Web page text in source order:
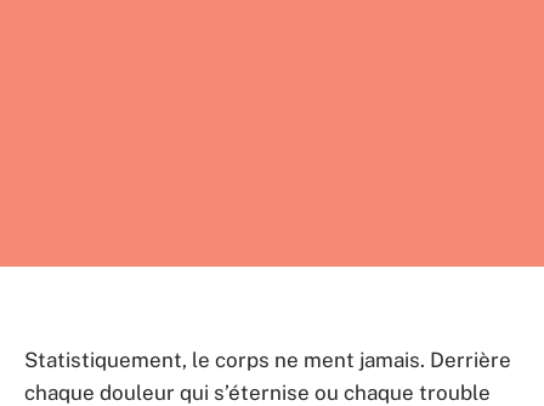
Statistiquement, le corps ne ment jamais. Derrière
chaque douleur qui s’éternise ou chaque trouble